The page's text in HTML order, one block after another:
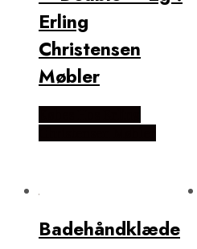
Erling
Christensen
Møbler
Badehåndklæde